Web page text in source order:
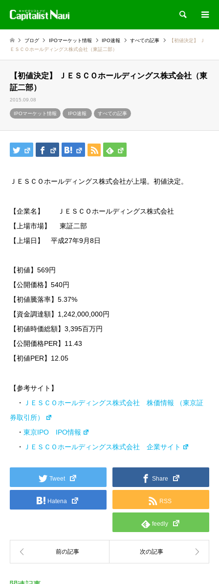
検索
ブログ IPOマーケット情報 IPO速報 すべての記事
【初値決定】 Ｊ
ＥＳＣＯホールディングス株式会社（東証二部）
【初値決定】 ＪＥＳＣＯホールディングス株式会社（東
証二部）
2015.09.08
IPOマーケット情報 IPO速報 すべての記事
ＪＥＳＣＯホールディングス株式会社が上場。初値決定。
【企業名】 ＪＥＳＣＯホールディングス株式会社
【上場市場】 東証二部
【上場日】 平成27年9月8日
【初値】569円
【公開価格】540円
【初値騰落率】5.37%
【資金調達額】1,242,000,000円
【初値時価総額】3,395百万円
【公開価格PER】11.43
【初値PER】12.05
【参考サイト】
・
ＪＥＳＣＯホールディングス株式会社 株価情報 （東京証
券取引所）
・ 東京IPO IPO情報
・
ＪＥＳＣＯホールディングス株式会社 企業サイト
Tweet Share
Hatena RSS
feedly